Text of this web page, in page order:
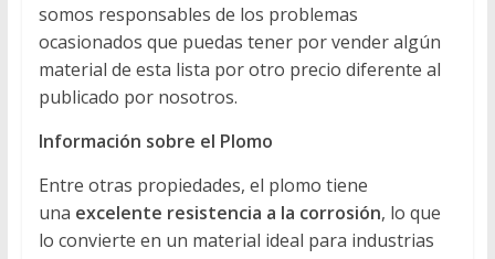
somos responsables de los problemas
ocasionados que puedas tener por vender algún
material de esta lista por otro precio diferente al
publicado por nosotros.
Información sobre el Plomo
Entre otras propiedades, el plomo tiene
una excelente resistencia a la corrosión, lo que
lo convierte en un material ideal para industrias